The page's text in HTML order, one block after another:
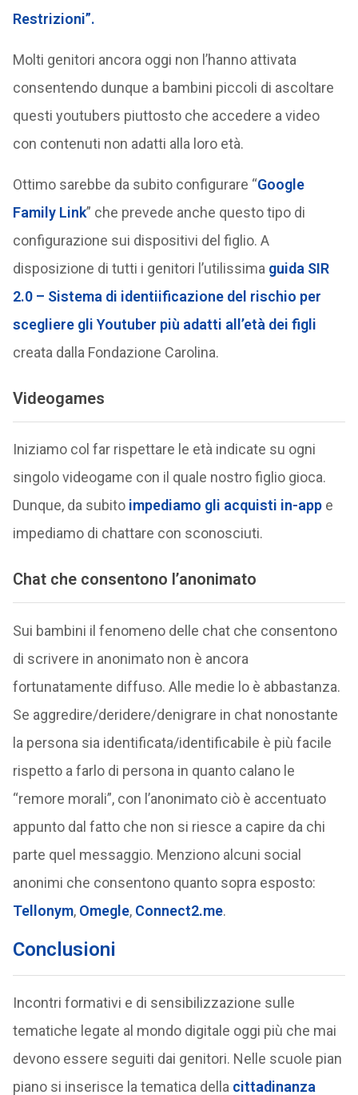
Restrizioni”.
Molti genitori ancora oggi non l’hanno attivata
consentendo dunque a bambini piccoli di ascoltare
questi youtubers piuttosto che accedere a video
con contenuti non adatti alla loro età.
Ottimo sarebbe da subito configurare “Google
Family Link” che prevede anche questo tipo di
configurazione sui dispositivi del figlio. A
disposizione di tutti i genitori l’utilissima guida SIR
2.0 – Sistema di identiificazione del rischio per
scegliere gli Youtuber più adatti all’età dei figli
creata dalla Fondazione Carolina.
Videogames
Iniziamo col far rispettare le età indicate su ogni
singolo videogame con il quale nostro figlio gioca.
Dunque, da subito impediamo gli acquisti in-appe
impediamo di chattare con sconosciuti.
Chat che consentono l’anonimato
Sui bambini il fenomeno delle chat che consentono
di scrivere in anonimato non è ancora
fortunatamente diffuso. Alle medie lo è abbastanza.
Se aggredire/deridere/denigrare in chat nonostante
la persona sia identificata/identificabile è più facile
rispetto a farlo di persona in quanto calano le
“remore morali”, con l’anonimato ciò è accentuato
appunto dal fatto che non si riesce a capire da chi
parte quel messaggio. Menziono alcuni social
anonimi che consentono quanto sopra esposto:
Tellonym, Omegle, Connect2.me.
Conclusioni
Incontri formativi e di sensibilizzazione sulle
tematiche legate al mondo digitale oggi più che mai
devono essere seguiti dai genitori. Nelle scuole pian
piano si inserisce la tematica della cittadinanza